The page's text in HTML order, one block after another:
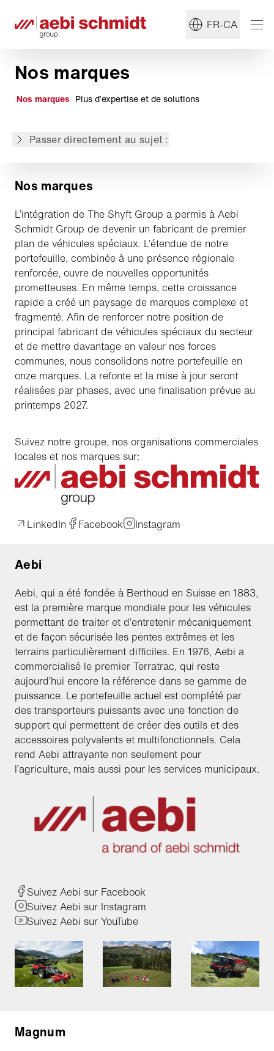
FR-CA
Nos marques
Nos marques Plus d’expertise et de solutions
Passer directement au sujet :
MB
Meyer
Monroe
Schmidt
Spartan
Strobes-r-us
Utilimaster
Nos marques
L’intégration de The Shyft Group a permis à Aebi
Schmidt Group de devenir un fabricant de premier
plan de véhicules spéciaux. L’étendue de notre
portefeuille, combinée à une présence régionale
renforcée, ouvre de nouvelles opportunités
prometteuses. En même temps, cette croissance
rapide a créé un paysage de marques complexe et
fragmenté. Afin de renforcer notre position de
principal fabricant de véhicules spéciaux du secteur
et de mettre davantage en valeur nos forces
communes, nous consolidons notre portefeuille en
onze marques. La refonte et la mise à jour seront
réalisées par phases, avec une finalisation prévue au
printemps 2027.
Suivez notre groupe, nos organisations commerciales
locales et nos marques sur:
LinkedIn Facebook Instagram
Aebi
Aebi, qui a été fondée à Berthoud en Suisse en 1883,
est la première marque mondiale pour les véhicules
permettant de traiter et d’entretenir mécaniquement
et de façon sécurisée les pentes extrêmes et les
terrains particulièrement difficiles. En 1976, Aebi a
commercialisé le premier Terratrac, qui reste
aujourd’hui encore la référence dans se gamme de
puissance. Le portefeuille actuel est complété par
des transporteurs puissants avec une fonction de
support qui permettent de créer des outils et des
accessoires polyvalents et multifonctionnels. Cela
rend Aebi attrayante non seulement pour
l’agriculture, mais aussi pour les services municipaux.
Suivez Aebi sur Facebook
Suivez Aebi sur Instagram
Suivez Aebi sur YouTube
Magnum